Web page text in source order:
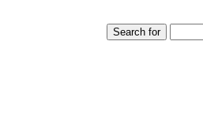
Search for